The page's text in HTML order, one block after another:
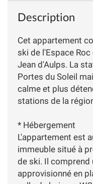
Description
Cet appartement
ski de l'Espace
Jean d'Aulps. La
Portes du Soleil
calme et plus
stations de la
* Hébergement
L'appartement est
immeuble situé à
de ski. Il comprend
approvisionné en